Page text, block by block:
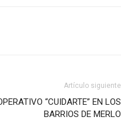
Artículo siguiente
“CUIDARTE” EN LOS
BARRIOS DE MERLO